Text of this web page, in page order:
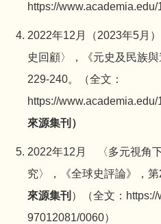
https://www.academia.edu/
2022年12月（2023年5月
史回顧〉，《元史及民族
229-240。（全文：
https://
來源集刊）
2022年12月 〈多元視角
究〉，《全球史評論》，
來源集刊 ）（全文： h
97012081/0060）